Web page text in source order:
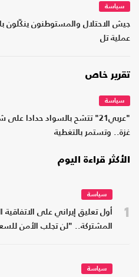
سياسة
جيش الاحتلال والمستوطنون ينكّلون
عملية تل
تقرير خاص
سياسة
"عربي21" تتشح بالسواد حدادا
غزة.. وتستمر بالتغطية
الأكثر قراءة اليوم
1
سياسة
أول تعليق إيراني على الاتفاقية
المشتركة.. "لن تجلب الأمن
سياسة